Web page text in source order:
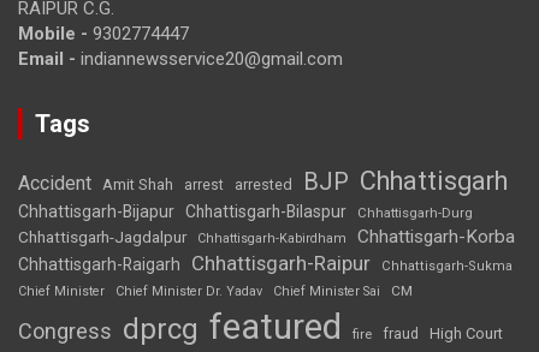
RAIPUR C.G.
Mobile - 9302774447
Email - indiannewsservice20@gmail.com
Tags
Accident Amit Shah arrest arrested BJP Chhattisgarh
Chhattisgarh-Bijapur Chhattisgarh-Bilaspur Chhattisgarh-Durg
Chhattisgarh-Jagdalpur Chhattisgarh-Kabirdham Chhattisgarh-Korba
Chhattisgarh-Raigarh Chhattisgarh-Raipur
Chhattisgarh-Sukma
Chief Minister
Chief Minister Dr. Yadav Chief Minister Sai CM
Congress dprcg featured fire fraud High Court